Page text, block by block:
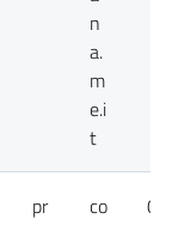
n
a.
m
e.i
t
pr
co